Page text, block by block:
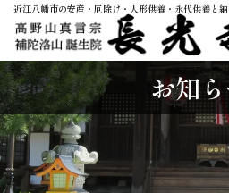
近江八幡市の安産・厄除け・人形供養・永代供養と
お知